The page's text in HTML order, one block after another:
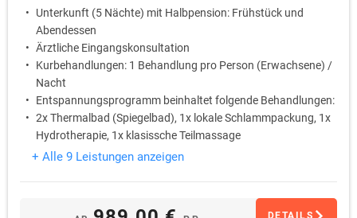
Unterkunft (5 Nächte) mit Halbpension: Frühstück und
Abendessen
Ärztliche Eingangskonsultation
Kurbehandlungen: 1 Behandlung pro Person (Erwachsene) /
Nacht
Entspannungsprogramm beinhaltet folgende Behandlungen:
2x Thermalbad (Spiegelbad), 1x lokale Schlammpackung, 1x
Hydrotherapie, 1x klasissche Teilmassage
Trinkkur
+ Alle 9 Leistungen anzeigen
DETAILS